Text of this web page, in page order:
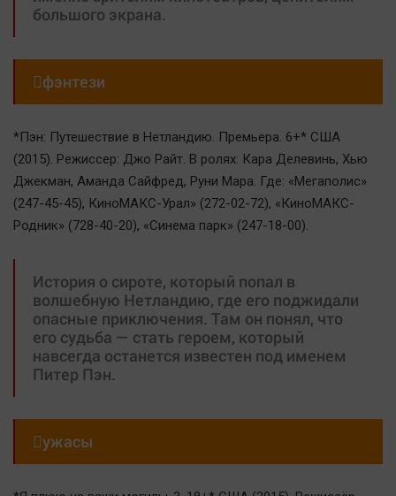
большого экрана.
фэнтези
*Пэн: Путешествие в Нетландию. Премьера. 6+* США
(2015). Режиссер: Джо Райт. В ролях: Кара Делевинь, Хью
Джекман, Аманда Сайфред, Руни Мара. Где: «Мегаполис»
(247-45-45), КиноМАКС-Урал» (272-02-72), «КиноМАКС-
Родник» (728-40-20), «Синема парк» (247-18-00).
История о сироте, который попал в
волшебную Нетландию, где его поджидали
опасные приключения. Там он понял, что
его судьба — стать героем, который
навсегда останется известен под именем
Питер Пэн.
ужасы